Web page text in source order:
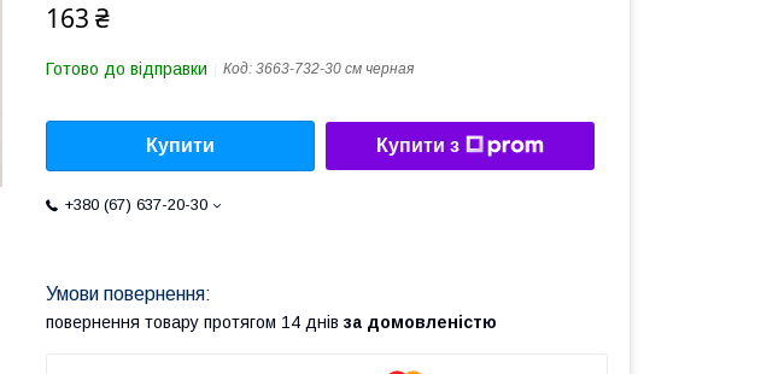
163 ₴
Готово до відправки Код: 3663-732-30 см черная
Купити Купити з
+380 (67) 637-20-30
повернення товару протягом 14 днів за домовленістю